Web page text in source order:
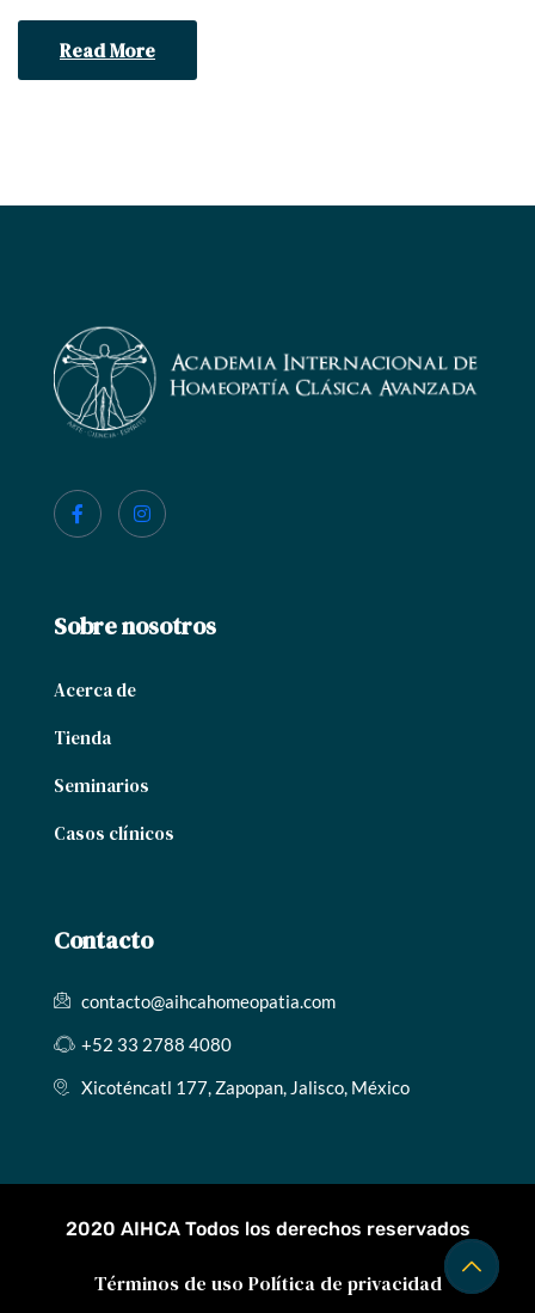
Read More
Sobre nosotros
Acerca de
Tienda
Seminarios
Casos clínicos
Contacto
contacto@aihcahomeopatia.com
+52 33 2788 4080
Xicoténcatl 177, Zapopan, Jalisco, México
2020 AIHCA Todos los derechos reservados
Términos de uso Política de privacidad